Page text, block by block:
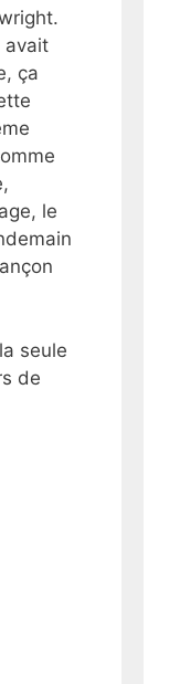
avait
ça
le
seule
de